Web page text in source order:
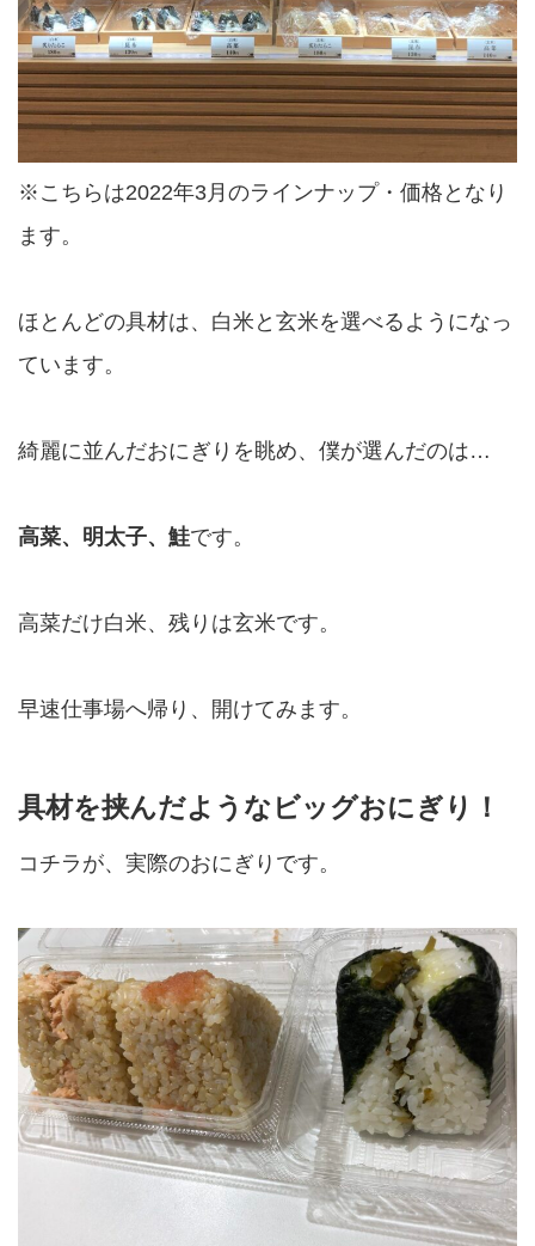
※こちらは2022年3月のラインナップ・価格となり
ます。
ほとんどの具材は、白米と玄米を選べるようになっ
ています。
綺麗に並んだおにぎりを眺め、僕が選んだのは…
高菜、明太子、鮭です。
高菜だけ白米、残りは玄米です。
早速仕事場へ帰り、開けてみます。
具材を挟んだようなビッグおにぎり！
コチラが、実際のおにぎりです。